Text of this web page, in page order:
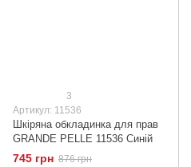
3
Артикул: 11536
Шкіряна обкладинка для прав
GRANDE PELLE 11536 Синій
745 грн 876 грн